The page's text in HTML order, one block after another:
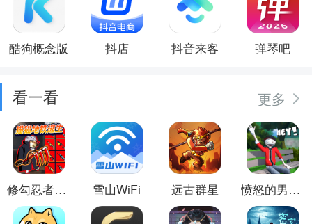
酷狗概念版 抖店 抖音来客 弹琴吧
看一看 更多
修勾忍者逃生 雪山WiFi 远古群星 愤怒的男孩佩罗德冒险